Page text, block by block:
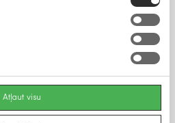
Atļaut visu